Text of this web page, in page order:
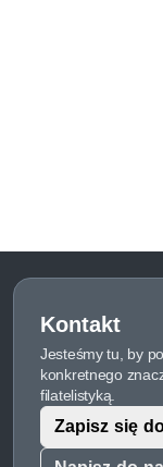
Kontakt
Jesteśmy tu, by
konkretnego
filatelistyką.
Zapisz się